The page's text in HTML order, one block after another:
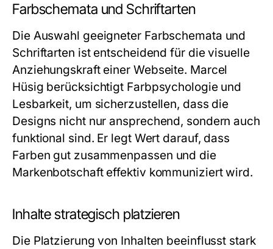
Farbschemata und Schriftarten
Die Auswahl geeigneter Farbschemata und
Schriftarten ist entscheidend für die visuelle
Anziehungskraft einer Webseite. Marcel
Hüsig berücksichtigt Farbpsychologie und
Lesbarkeit, um sicherzustellen, dass die
Designs nicht nur ansprechend, sondern auch
funktional sind. Er legt Wert darauf, dass
Farben gut zusammenpassen und die
Markenbotschaft effektiv kommuniziert wird.
Inhalte strategisch platzieren
Die Platzierung von Inhalten beeinflusst stark